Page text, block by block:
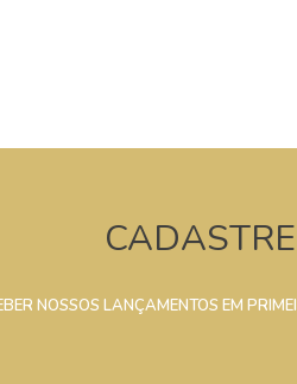
NOSSOS LANÇAMENTOS EM